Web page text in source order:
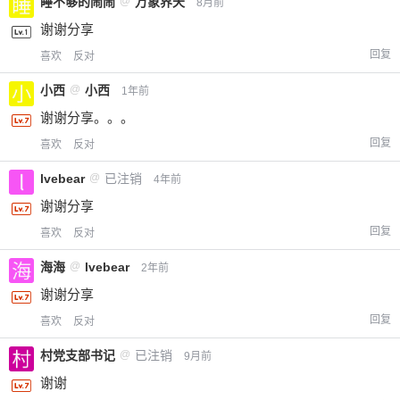
8月前
谢谢分享
喜欢 反对 回复
小西 @ 小西 1年前
谢谢分享。。。
喜欢 反对 回复
lvebear @ 已注销 4年前
谢谢分享
喜欢 反对 回复
海海 @ lvebear 2年前
谢谢分享
喜欢 反对 回复
村党支部书记 @ 已注销 9月前
谢谢